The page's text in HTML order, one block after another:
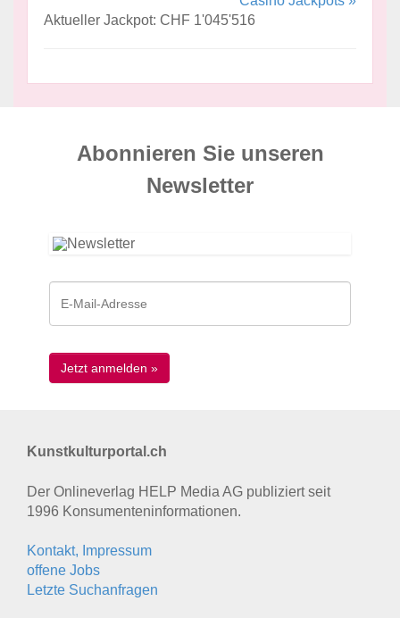
Aktueller Jackpot: CHF 1'045'516
Abonnieren Sie unseren
News­letter
Kunstkulturportal.ch
Der Onlineverlag HELP Media AG publiziert seit
1996 Konsumenten­informationen.
Kontakt, Impressum
offene Jobs
Letzte Suchanfragen